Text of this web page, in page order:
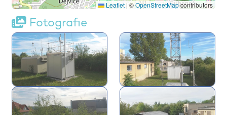
Leaflet | ©OpenStreetMapcontributors
Fotografie